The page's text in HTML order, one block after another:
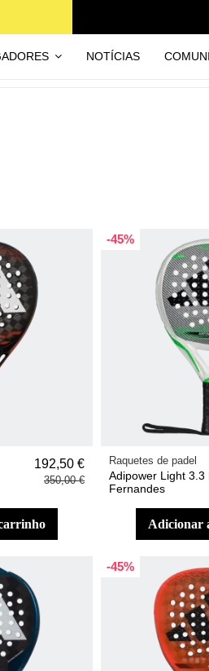
NOTÍCIAS
192,50 €
350,00 €
-45%
Raquetes de padel
Adipower Light 3.3
Fernandes
-45%